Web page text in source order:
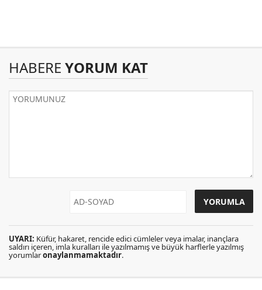
HABERE YORUM KAT
UYARI: Küfür, hakaret, rencide edici cümleler veya imalar, inançlara
saldırı içeren, imla kuralları ile yazılmamış ve büyük harflerle yazılmış
yorumlaronaylanmamaktadır.